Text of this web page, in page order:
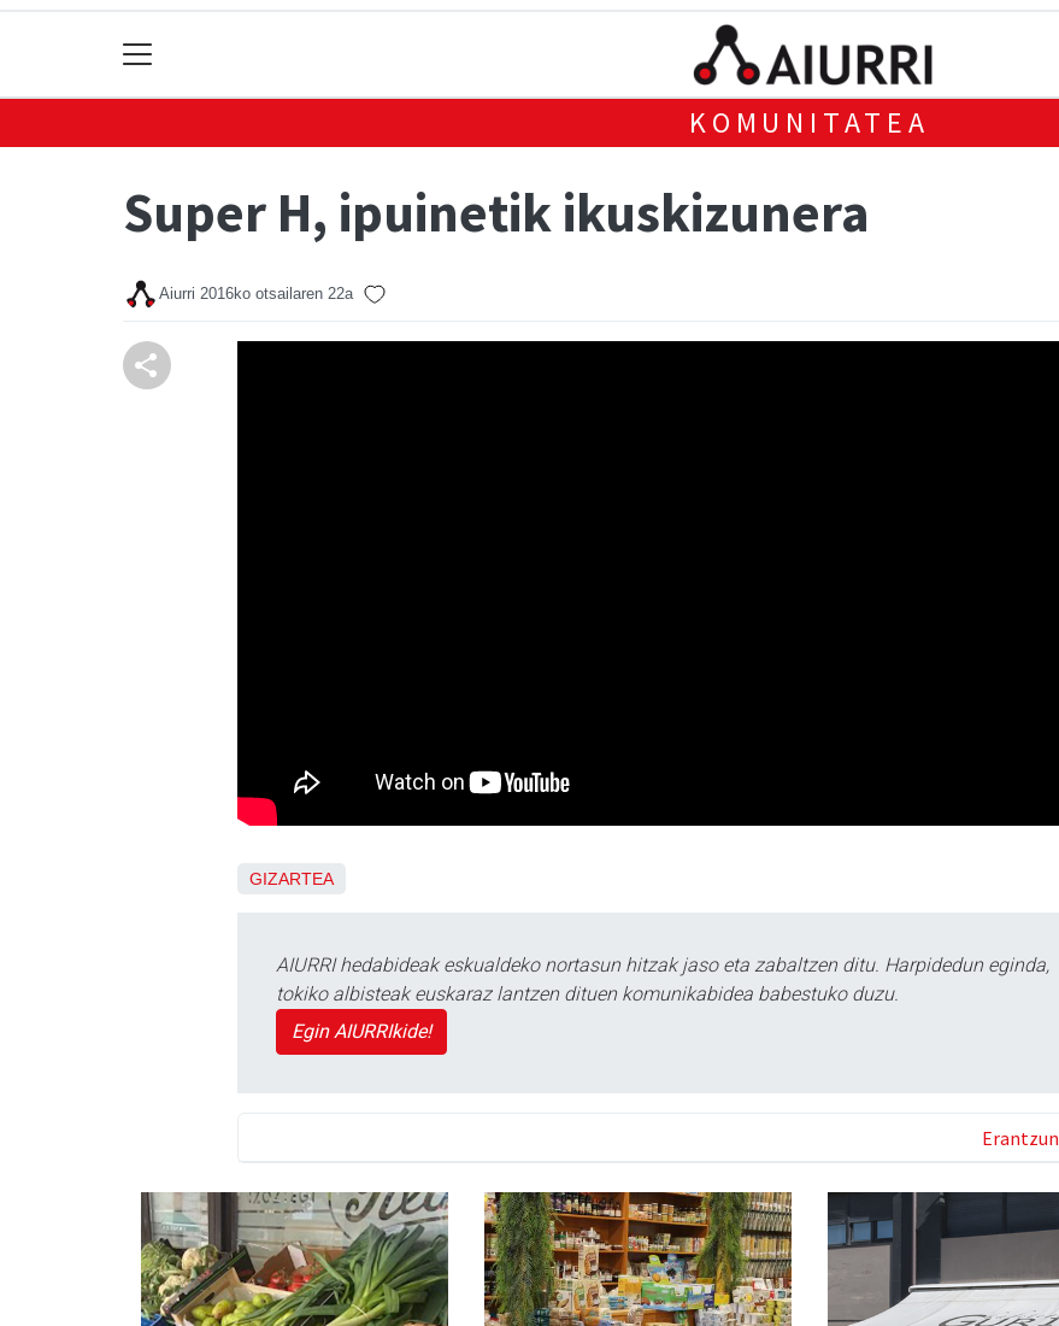
KOMUNITATEA
Super H, ipuinetik ikuskizunera
Aiurri 2016ko otsailaren 22a
GIZARTEA
AIURRI hedabideak eskualdeko nortasun hitzak jaso eta zabaltzen ditu. Harpidedun eginda,
tokiko albisteak euskaraz lantzen dituen komunikabidea babestuko duzu.
Egin AIURRIkide!
Erantzun